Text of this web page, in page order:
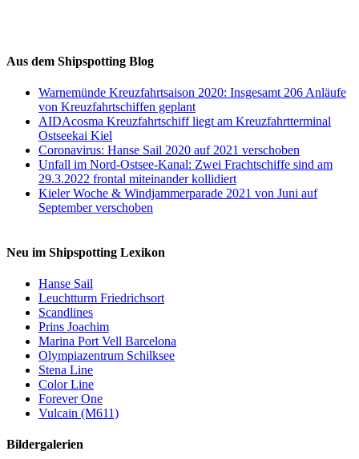
Aus dem Shipspotting Blog
Warnemünde Kreuzfahrtsaison 2020: Insgesamt 206 Anläufe
von Kreuzfahrtschiffen geplant
AIDAcosma Kreuzfahrtschiff liegt am Kreuzfahrtterminal
Ostseekai Kiel
Coronavirus: Hanse Sail 2020 auf 2021 verschoben
Unfall im Nord-Ostsee-Kanal: Zwei Frachtschiffe sind am
29.3.2022 frontal miteinander kollidiert
Kieler Woche & Windjammerparade 2021 von Juni auf
September verschoben
Neu im Shipspotting Lexikon
Hanse Sail
Leuchtturm Friedrichsort
Scandlines
Prins Joachim
Marina Port Vell Barcelona
Olympiazentrum Schilksee
Stena Line
Color Line
Forever One
Vulcain (M611)
Bildergalerien